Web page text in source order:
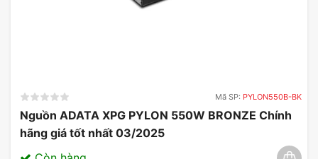
Mã SP: PYLON550B-BK
Nguồn ADATA XPG PYLON 550W BRONZE Chính
hãng giá tốt nhất 03/2025